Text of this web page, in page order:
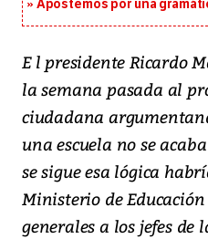
Apostemos por una
E l presidente Ricardo
la semana pasada al
ciudadana
una escuela no se
se sigue esa lógica
Ministerio de
generales a los jefes de